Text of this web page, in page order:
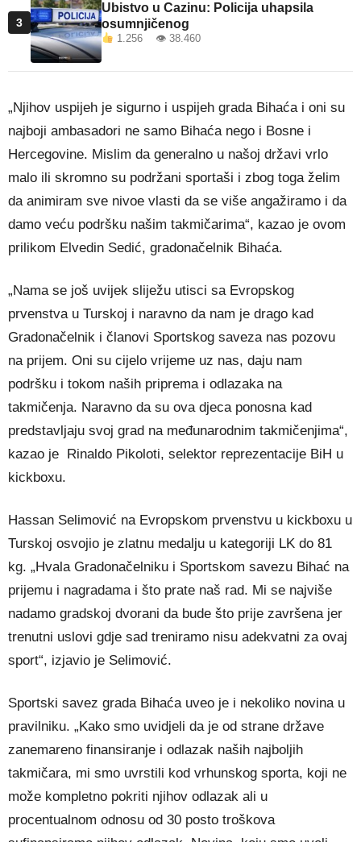
3
Ubistvo u Cazinu: Policija uhapsila
osumnjičenog
1.256 👁 38.460
„Njihov uspijeh je sigurno i uspijeh grada Bihaća i oni su
najboji ambasadori ne samo Bihaća nego i Bosne i
Hercegovine. Mislim da generalno u našoj državi vrlo
malo ili skromno su podržani sportaši i zbog toga želim
da animiram sve nivoe vlasti da se više angažiramo i da
damo veću podršku našim takmičarima“, kazao je ovom
prilikom Elvedin Sedić, gradonačelnik Bihaća.
„Nama se još uvijek sliježu utisci sa Evropskog
prvenstva u Turskoj i naravno da nam je drago kad
Gradonačelnik i članovi Sportskog saveza nas pozovu
na prijem. Oni su cijelo vrijeme uz nas, daju nam
podršku i tokom naših priprema i odlazaka na
takmičenja. Naravno da su ova djeca ponosna kad
predstavljaju svoj grad na međunarodnim takmičenjima“,
kazao je Rinaldo Pikoloti, selektor reprezentacije BiH u
kickboxu.
Hassan Selimović na Evropskom prvenstvu u kickboxu u
Turskoj osvojio je zlatnu medalju u kategoriji LK do 81
kg. „Hvala Gradonačelniku i Sportskom savezu Bihać na
prijemu i nagradama i što prate naš rad. Mi se najviše
nadamo gradskoj dvorani da bude što prije završena jer
trenutni uslovi gdje sad treniramo nisu adekvatni za ovaj
sport“, izjavio je Selimović.
Sportski savez grada Bihaća uveo je i nekoliko novina u
pravilniku. „Kako smo uvidjeli da je od strane države
zanemareno finansiranje i odlazak naših najboljih
takmičara, mi smo uvrstili kod vrhunskog sporta, koji ne
može kompletno pokriti njihov odlazak ali u
procentualnom odnosu od 30 posto troškova